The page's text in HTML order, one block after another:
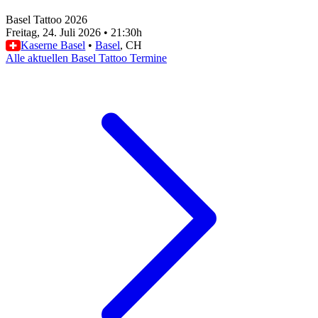
Basel Tattoo 2026
Freitag, 24. Juli 2026 • 21:30h
Kaserne Basel • Basel, CH
Alle aktuellen Basel Tattoo Termine